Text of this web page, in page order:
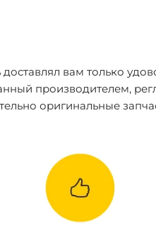
вам только
производителем,
оригинальные